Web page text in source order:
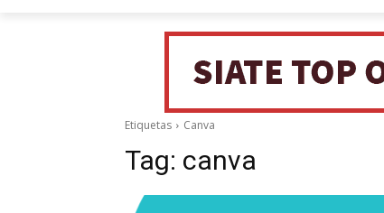
Etiquetas Canva
Tag: canva